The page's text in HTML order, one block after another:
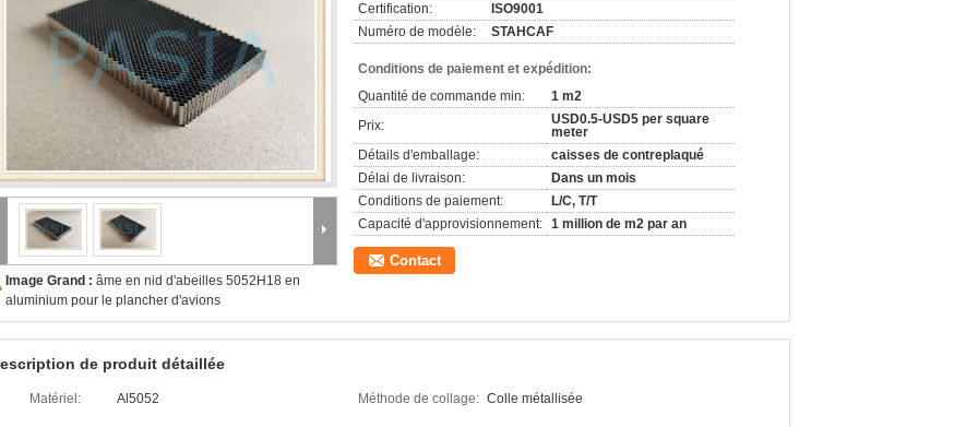
Image Grand : âme en nid d'abeilles 5052H18 en
aluminium pour le plancher d'avions
Certification:
ISO9001
Numéro de modèle:
STAHCAF
Conditions de paiement et expédition:
Quantité de commande min:
1 m2
Prix:
USD0.5-USD5 per square
meter
Détails d'emballage:
caisses de contreplaqué
Délai de livraison:
Dans un mois
Conditions de paiement:
L/C, T/T
Capacité d'approvisionnement: 1 million de m2 par an
Contact
de produit détaillée
Matériel: Al5052 Méthode de collage: Colle métallisée